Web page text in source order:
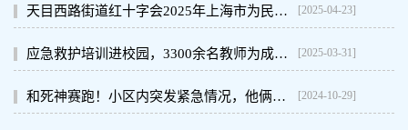
天目西路街道红十字会2025年上海市为民办实事项目“培训8万名持证应急救护员”全面启动 [2025-04-23]
应急救护培训进校园，3300余名教师为成长撑起"生命保护伞" [2025-03-31]
和死神赛跑！小区内突发紧急情况，他俩上演“教科书式”救人 [2024-10-29]